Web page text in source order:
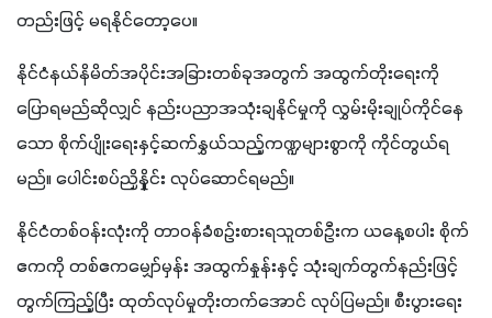
တည်းဖြင့် မရနိုင်တော့ပေ။
နိုင်ငံနယ်နိမိတ်အပိုင်းအခြားတစ်ခုအတွက် အထွက်တိုးရေးကို
ပြောရမည်ဆိုလျှင် နည်းပညာအသုံးချနိုင်မှုကို လွှမ်းမိုးချုပ်ကိုင်နေ
သော စိုက်ပျိုးရေးနှင့်ဆက်နွှယ်သည့်ကဏ္ဍများစွာကို ကိုင်တွယ်ရ
မည်။ ပေါင်းစပ်ညှိနှိုင်း လုပ်ဆောင်ရမည်။
နိုင်ငံတစ်ဝန်းလုံးကို တာဝန်ခံစဉ်းစားရသူတစ်ဦးက ယနေ့စပါး စိုက်
ဧကကို တစ်ဧကမျှော်မှန်း အထွက်နှုန်းနှင့် သုံးချက်တွက်နည်းဖြင့်
တွက်ကြည့်ပြီး ထုတ်လုပ်မှုတိုးတက်အောင် လုပ်ပြမည်။ စီးပွားရေး